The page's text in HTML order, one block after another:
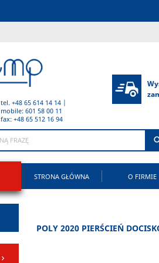
tel. +48 65 614 14 14 |
mobile: 601 58 00 11
fax: +48 65 512 16 94
STRONA GŁÓWNA O FIRMIE
keyboard_arrow_right
POLY 2020 PIERŚCIEŃ